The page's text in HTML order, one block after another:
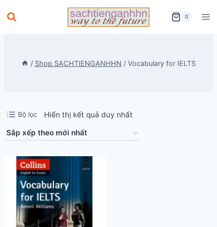
to
0
/ Shop SACHTIENGANHHN / Vocabulary for IELTS
Bộ lọc Hiển thị kết quả duy nhất